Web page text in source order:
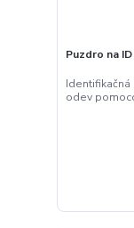
Puzdro na
odev